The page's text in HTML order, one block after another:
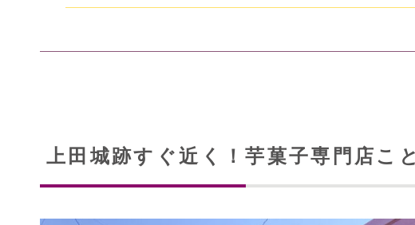
上田城跡すぐ近く！芋菓子専門店こ